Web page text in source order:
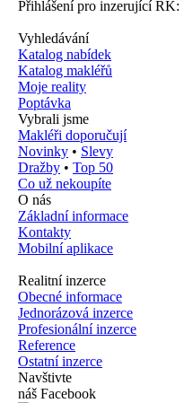
Přihlášení pro inzerující RK:
Vyhledávání
Katalog nabídek
Katalog makléřů
Moje reality
Poptávka
Vybrali jsme
Makléři doporučují
Novinky • Slevy
Dražby • Top 50
Co už nekoupíte
O nás
Základní informace
Kontakty
Mobilní aplikace
Realitní inzerce
Obecné informace
Jednorázová inzerce
Profesionální inzerce
Reference
Ostatní inzerce
Navštivte
náš Facebook